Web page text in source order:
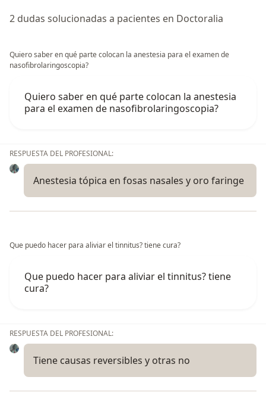
2 dudas solucionadas a pacientes en Doctoralia
Quiero saber en qué parte colocan la anestesia para el examen de
nasofibrolaringoscopia?
Quiero saber en qué parte colocan la anestesia
para el examen de nasofibrolaringoscopia?
RESPUESTA DEL PROFESIONAL:
Anestesia tópica en fosas nasales y oro faringe
Que puedo hacer para aliviar el tinnitus? tiene cura?
Que puedo hacer para aliviar el tinnitus? tiene
cura?
RESPUESTA DEL PROFESIONAL:
Tiene causas reversibles y otras no